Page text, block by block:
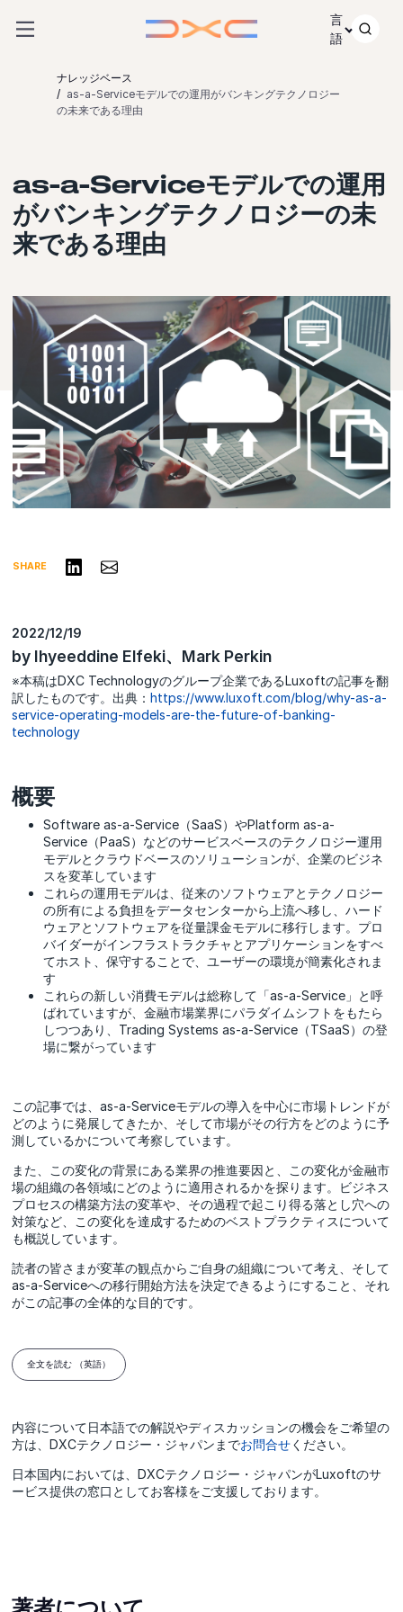
言
語
ナレッジベース
as-a-Serviceモデルでの運用がバンキングテクノロジー
の未来である理由
as-a-Serviceモデルでの運用
がバンキングテクノロジーの未
来である理由
SHARE リンクトインで共有する
Share via Email
2022/12/19
by Ihyeeddine Elfeki、Mark Perkin
※本稿はDXC Technologyのグループ企業であるLuxoftの記事を翻
訳したものです。出典：https://www.luxoft.com/blog/why-as-a-
service-operating-models-are-the-future-of-banking-
technology
概要
Software as-a-Service（SaaS）やPlatform as-a-
Service（PaaS）などのサービスベースのテクノロジー運用
モデルとクラウドベースのソリューションが、企業のビジネ
スを変革しています
これらの運用モデルは、従来のソフトウェアとテクノロジー
の所有による負担をデータセンターから上流へ移し、ハード
ウェアとソフトウェアを従量課金モデルに移行します。プロ
バイダーがインフラストラクチャとアプリケーションをすべ
てホスト、保守することで、ユーザーの環境が簡素化されま
す
これらの新しい消費モデルは総称して「as-a-Service」と呼
ばれていますが、金融市場業界にパラダイムシフトをもたら
しつつあり、Trading Systems as-a-Service（TSaaS）の登
場に繋がっています
この記事では、as-a-Serviceモデルの導入を中心に市場トレンドが
どのように発展してきたか、そして市場がその行方をどのように予
測しているかについて考察しています。
また、この変化の背景にある業界の推進要因と、この変化が金融市
場の組織の各領域にどのように適用されるかを探ります。ビジネス
プロセスの構築方法の変革や、その過程で起こり得る落とし穴への
対策など、この変化を達成するためのベストプラクティスについて
も概説しています。
読者の皆さまが変革の観点からご自身の組織について考え、そして
as-a-Serviceへの移行開始方法を決定できるようにすること、それ
がこの記事の全体的な目的です。
全文を読む （英語）
内容について日本語での解説やディスカッションの機会をご希望の
方は、DXCテクノロジー・ジャパンまでお問合せください。
日本国内においては、DXCテクノロジー・ジャパンがLuxoftのサ
ービス提供の窓口としてお客様をご支援しております。